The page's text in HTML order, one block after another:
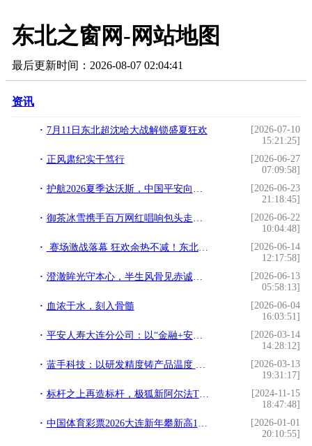
东北之窗网-网站地图
最后更新时间：2026-08-07 02:04:41
资讯
7月11日东北超沈哈大战解锁盛夏狂欢
[2026-07-10
15:21:25]
正风肃纪实干笃行
[2026-06-27
07:09:58]
护航2026夏季达沃斯，中国平安向世界分享健康享老创新方案
[2026-06-23
21:18:45]
御茶冰雪携手百万网红唱响包头走西口 赋能文旅消费升级
[2026-06-22
10:04:48]
赛场激战落幕 狂欢余热不减！东北超沈阳VS延边欢乐不停歇
[2026-06-14
12:17:58]
澄澈眸光守本心，半生风骨见赤诚——评于海洋《眸光映本心》
[2026-06-13
05:58:13]
血浓于水，刻入骨髓
[2026-06-04
16:03:51]
平安人寿大连分公司：以“金融+安全”双轮驱动，护航“两司两员”美好生活
[2026-03-14
14:28:12]
蓝手科技：以研发精度铸产品温度 打造生活级智能电子标杆
[2026-03-13
19:31:17]
标杆之上再造标杆，极狐新阿尔法T5携宁德5C神行闪速上市，起售价12.38万！
[2024-11-15
18:47:48]
中国体育彩票2026大连新年攀新高10周年举办
[2026-01-01
20:10:55]